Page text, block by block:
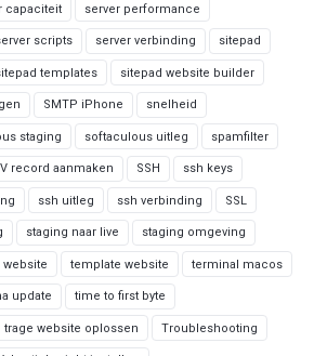
capaciteit server performance
scripts server verbinding sitepad
templates sitepad website builder
SMTP iPhone snelheid
staging softaculous uitleg spamfilter
record aanmaken SSH ssh keys
ssh uitleg ssh verbinding SSL
staging naar live staging omgeving
website template website terminal macos
update time to first byte
trage website oplossen Troubleshooting